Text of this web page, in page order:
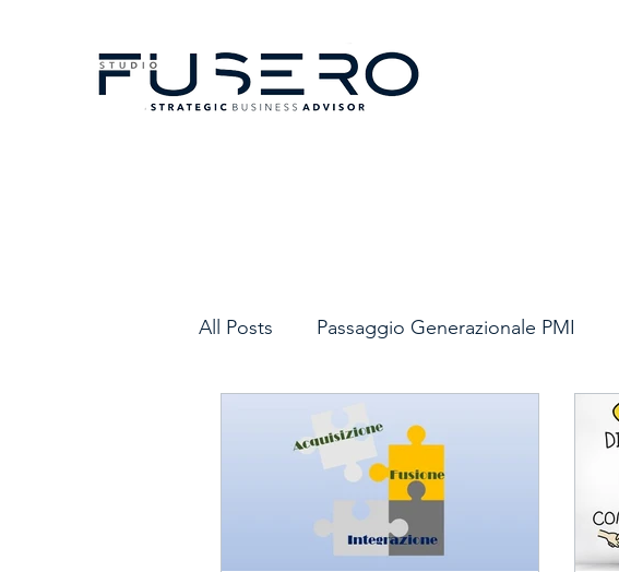
All Posts Passaggio Generazionale PMI